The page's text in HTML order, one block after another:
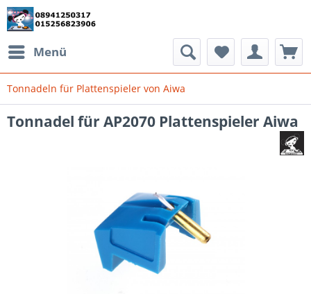
Menü
Tonnadeln für Plattenspieler von Aiwa
Tonnadel für AP2070 Plattenspieler Aiwa